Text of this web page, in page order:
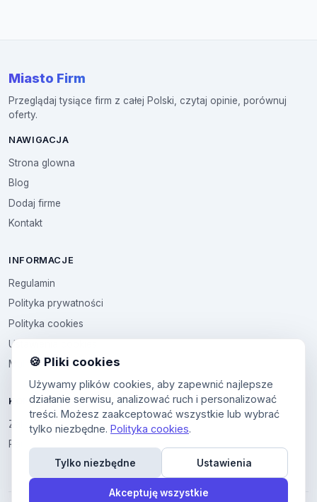
Miasto Firm
Przeglądaj tysiące firm z całej Polski, czytaj opinie, porównuj
oferty.
NAWIGACJA
Strona glowna
Blog
Dodaj firme
Kontakt
INFORMACJE
Regulamin
Polityka prywatności
Polityka cookies
Ustawienia cookies
Multikod
KONTO
Zaloguj sie
Panel uzytkownika
🍪 Pliki cookies
Używamy plików cookies, aby zapewnić najlepsze
działanie serwisu, analizować ruch i personalizować
treści. Możesz zaakceptować wszystkie lub wybrać
tylko niezbędne. Polityka cookies.
Tylko niezbędne Ustawienia
Akceptuję wszystkie